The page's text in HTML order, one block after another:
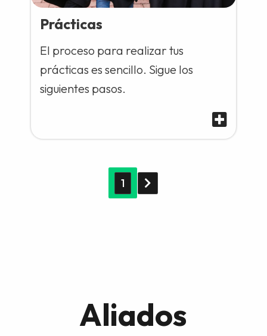
Prácticas
El proceso para realizar tus
prácticas es sencillo. Sigue los
siguientes pasos.
1
Aliados